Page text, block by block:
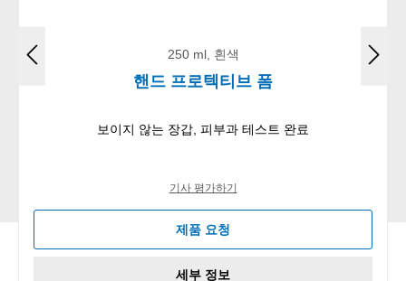
250 ml, 흰색
핸드 프로텍티브 폼
보이지 않는 장갑, 피부과 테스트 완료
기사 평가하기
제품 요청
세부 정보